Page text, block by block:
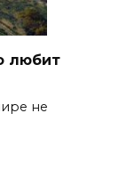
любит
не